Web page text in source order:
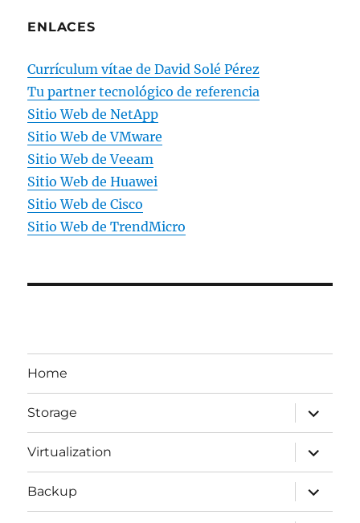
ENLACES
Currículum vítae de David Solé Pérez
Tu partner tecnológico de referencia
Sitio Web de NetApp
Sitio Web de VMware
Sitio Web de Veeam
Sitio Web de Huawei
Sitio Web de Cisco
Sitio Web de TrendMicro
Home
Storage
expande
el
menú
inferior
Virtualization
expande
el
menú
inferior
Backup
expande
el
menú